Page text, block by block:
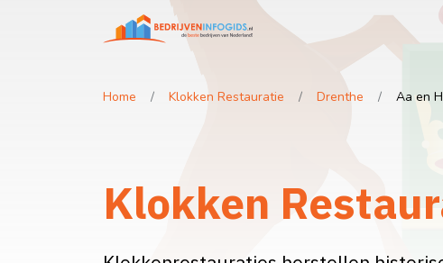
Home Klokken Restauratie Drenthe Aa en
Klokken